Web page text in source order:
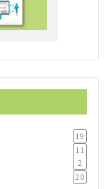
19
11
2
20